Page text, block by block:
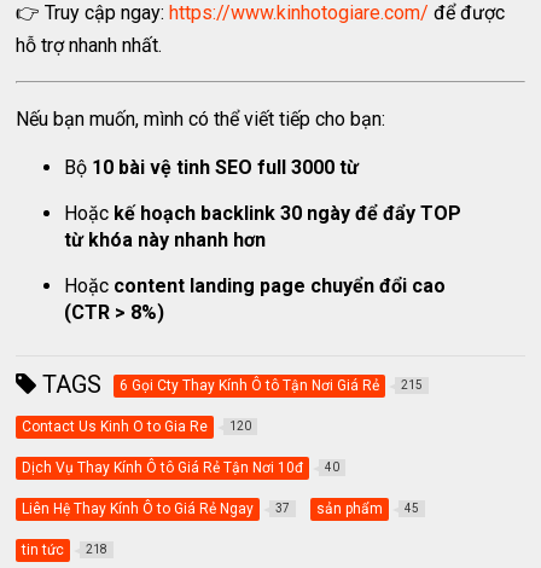
👉 Truy cập ngay:https://www.kinhotogiare.com/ để được
hỗ trợ nhanh nhất.
Nếu bạn muốn, mình có thể viết tiếp cho bạn:
Bộ 10 bài vệ tinh SEO full 3000 từ
Hoặc kế hoạch backlink 30 ngày để đẩy TOP
từ khóa này nhanh hơn
Hoặc content landing page chuyển đổi cao
(CTR > 8%)
TAGS 6 Gọi Cty Thay Kính Ô tô Tận Nơi Giá Rẻ 215
Contact Us Kinh O to Gia Re 120
Dịch Vụ Thay Kính Ô tô Giá Rẻ Tận Nơi 10đ 40
Liên Hệ Thay Kính Ô to Giá Rẻ Ngay 37 sản phẩm 45
tin tức 218